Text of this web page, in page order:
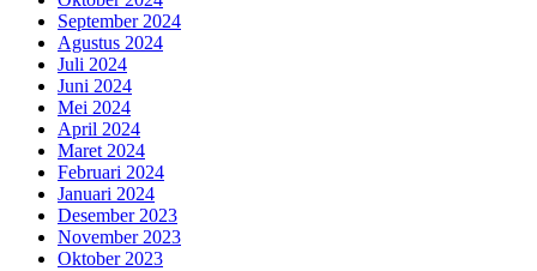
September 2024
Agustus 2024
Juli 2024
Juni 2024
Mei 2024
April 2024
Maret 2024
Februari 2024
Januari 2024
Desember 2023
November 2023
Oktober 2023